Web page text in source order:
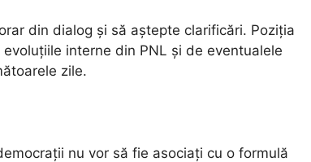
din dialog și să aștepte clarificări. Poziția
interne din PNL și de eventualele
zile.
nu vor să fie asociați cu o formulă